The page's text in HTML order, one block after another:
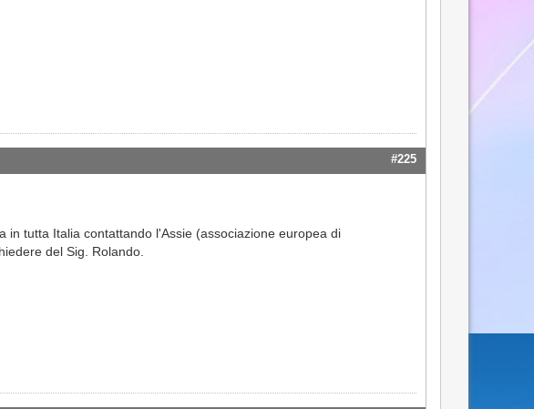
#225
tutta Italia contattando l'Assie (associazione europea di
del Sig. Rolando.